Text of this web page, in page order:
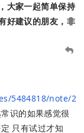
大家一起简单保持
好建议的朋友，非
5484818/note/2
识的如果感觉很
只有试过才知